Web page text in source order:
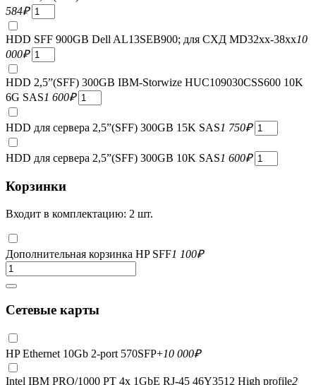
584₽
HDD SFF 900GB Dell AL13SEB900; для СХД MD32xx-38xx10
000₽
HDD 2,5”(SFF) 300GB IBM-Storwize HUC109030CSS600 10K
6G SAS1 600₽
HDD для сервера 2,5”(SFF) 300GB 15K SAS1 750₽
HDD для сервера 2,5”(SFF) 300GB 10K SAS1 600₽
Корзинки
Входит в комплектацию: 2 шт.
Дополнительная корзинка HP SFF1 100₽
Сетевые карты
HP Ethernet 10Gb 2-port 570SFP+10 000₽
Intel IBM PRO/1000 PT 4x 1GbE RJ-45 46Y3512 High profile2